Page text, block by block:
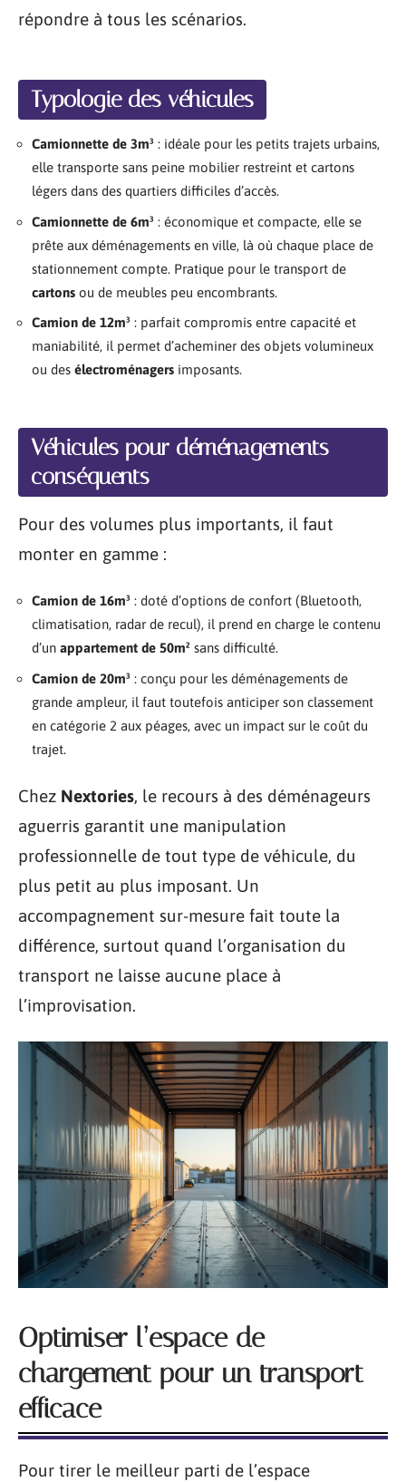
répondre à tous les scénarios.
Typologie des véhicules
Camionnette de 3m³ : idéale pour les petits trajets urbains,
elle transporte sans peine mobilier restreint et cartons
légers dans des quartiers difficiles d’accès.
Camionnette de 6m³ : économique et compacte, elle se
prête aux déménagements en ville, là où chaque place de
stationnement compte. Pratique pour le transport de
cartons ou de meubles peu encombrants.
Camion de 12m³ : parfait compromis entre capacité et
maniabilité, il permet d’acheminer des objets volumineux
ou des électroménagers imposants.
Véhicules pour déménagements
conséquents
Pour des volumes plus importants, il faut
monter en gamme :
Camion de 16m³ : doté d’options de confort (Bluetooth,
climatisation, radar de recul), il prend en charge le contenu
d’un appartement de 50m² sans difficulté.
Camion de 20m³ : conçu pour les déménagements de
grande ampleur, il faut toutefois anticiper son classement
en catégorie 2 aux péages, avec un impact sur le coût du
trajet.
Chez Nextories, le recours à des déménageurs
aguerris garantit une manipulation
professionnelle de tout type de véhicule, du
plus petit au plus imposant. Un
accompagnement sur-mesure fait toute la
différence, surtout quand l’organisation du
transport ne laisse aucune place à
l’improvisation.
Optimiser l’espace de
chargement pour un transport
efficace
Pour tirer le meilleur parti de l’espace